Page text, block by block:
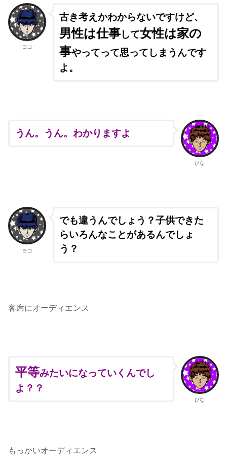
ヨコ
古き考えかわからないですけど、
男性は仕事して女性は家の
事やってって思ってしまうんです
よ。
ひな
うん。うん。わかりますよ
ヨコ
でも違うんでしょう？子供できた
らいろんなことがあるんでしょ
う？
客席にオーディエンス
ひな
平等みたいになっていくんでし
よ？？
もっかいオーディエンス